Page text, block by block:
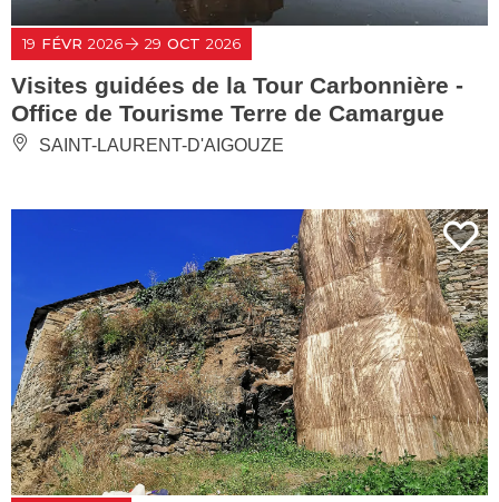
19 FÉVR 2026 29 OCT 2026
Visites guidées de la Tour Carbonnière -
Office de Tourisme Terre de Camargue
SAINT-LAURENT-D'AIGOUZE